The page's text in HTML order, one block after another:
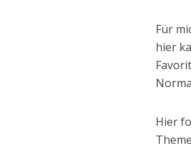
Für
hier
Hier